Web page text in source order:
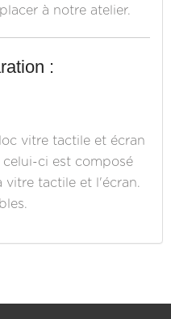
à notre atelier.
:
vitre tactile et écran
ci est composé
vitre tactile et l'écran.